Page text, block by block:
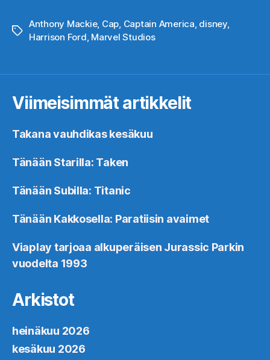
Avainsanat
Anthony Mackie, Cap, Captain America, disney,
Harrison Ford, Marvel Studios
Viimeisimmät artikkelit
Takana vauhdikas kesäkuu
Tänään Starilla: Taken
Tänään Subilla: Titanic
Tänään Kakkosella: Paratiisin avaimet
Viaplay tarjoaa alkuperäisen Jurassic Parkin
vuodelta 1993
Arkistot
heinäkuu 2026
kesäkuu 2026